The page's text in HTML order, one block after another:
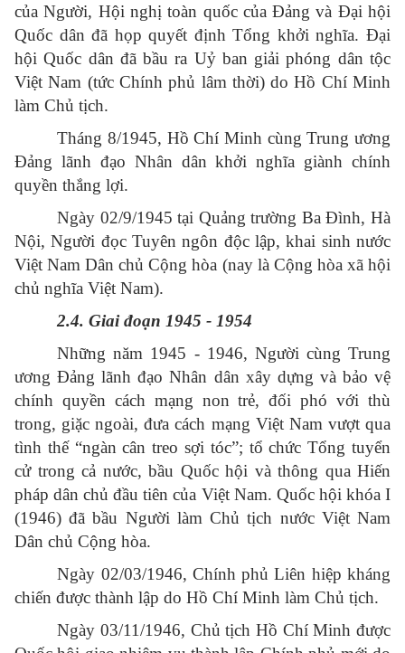
của Người, Hội nghị toàn quốc của Đảng và Đại hội
Quốc dân đã họp quyết định Tổng khởi nghĩa. Đại
hội Quốc dân đã bầu ra Uỷ ban giải phóng dân tộc
Việt Nam (tức Chính phủ lâm thời) do Hồ Chí Minh
làm Chủ tịch.
Tháng 8/1945, Hồ Chí Minh cùng Trung ương
Đảng lãnh đạo Nhân dân khởi nghĩa giành chính
quyền thắng lợi.
Ngày 02/9/1945 tại Quảng trường Ba Đình, Hà
Nội, Người đọc Tuyên ngôn độc lập, khai sinh nước
Việt Nam Dân chủ Cộng hòa (nay là Cộng hòa xã hội
chủ nghĩa Việt Nam).
2.4. Giai đoạn 1945 - 1954
Những năm 1945 - 1946, Người cùng Trung
ương Đảng lãnh đạo Nhân dân xây dựng và bảo vệ
chính quyền cách mạng non trẻ, đối phó với thù
trong, giặc ngoài, đưa cách mạng Việt Nam vượt qua
tình thế “ngàn cân treo sợi tóc”; tổ chức Tổng tuyển
cử trong cả nước, bầu Quốc hội và thông qua Hiến
pháp dân chủ đầu tiên của Việt Nam. Quốc hội khóa I
(1946) đã bầu Người làm Chủ tịch nước Việt Nam
Dân chủ Cộng hòa.
Ngày 02/03/1946, Chính phủ Liên hiệp kháng
chiến được thành lập do Hồ Chí Minh làm Chủ tịch.
Ngày 03/11/1946, Chủ tịch Hồ Chí Minh được